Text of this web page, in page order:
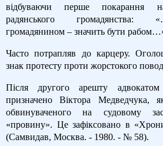
відбуваючи перше покарання
радянського громадянства:
громадянином – значить бути
Часто потрапляв до карцеру.
знак протесту проти жорстокого
Після другого арешту
призначено Віктора Медведчука,
обвинуваченого на судовому
«провину». Це зафіксовано в
(Самвидав, Москва. - 1980. - № 58).